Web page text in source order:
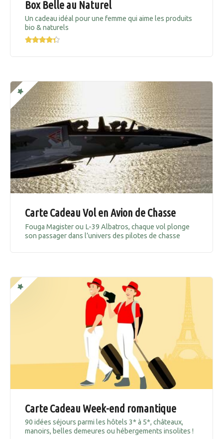
Box Belle au Naturel
Un cadeau idéal pour une femme qui aime les produits
bio & naturels
Carte Cadeau Vol en Avion de Chasse
Fouga Magister ou L-39 Albatros, chaque vol plonge
son passager dans l’univers des pilotes de chasse
Carte Cadeau Week-end romantique
90 idées séjours parmi les hôtels 3* à 5*, châteaux,
manoirs, belles demeures ou hébergements insolites !